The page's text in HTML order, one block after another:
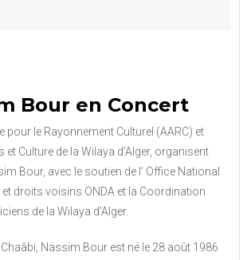
Bour en Concert
pour le Rayonnement Culturel (AARC) et
et Culture de la Wilaya d’Alger, organisent
Bour, avec le soutien de l’ Office National
et droits voisins ONDA et la Coordination
de la Wilaya d’Alger.
Nassim Bour est né le 28 août 1986